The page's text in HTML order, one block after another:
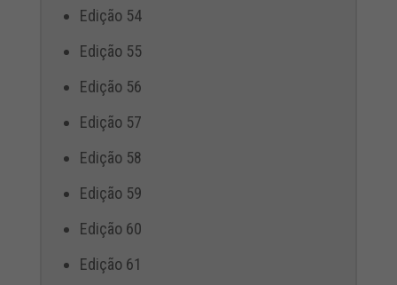
Edição 54
Edição 55
Edição 56
Edição 57
Edição 58
Edição 59
Edição 60
Edição 61